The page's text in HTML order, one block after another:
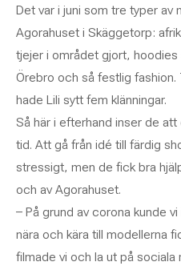
Det var i juni som tre typer av
Agorahuset i Skäggetorp:
tjejer i området gjort, hoodies
Örebro och så festlig
hade Lili sytt fem klänningar.
Så här i efterhand inser de
tid. Att gå från idé till färdig
stressigt, men de fick bra
och av Agorahuset.
– På grund av corona kunde
nära och kära till modellerna
filmade vi och la ut på sociala